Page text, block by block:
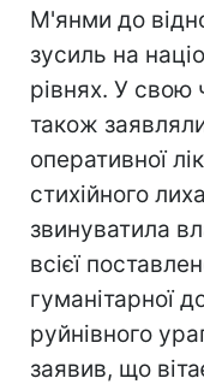
М'янми до
зусиль на
рівнях. У
також
оперативної
стихійного
звинуватила
всієї
гуманітарної
руйнівного
заявив, що